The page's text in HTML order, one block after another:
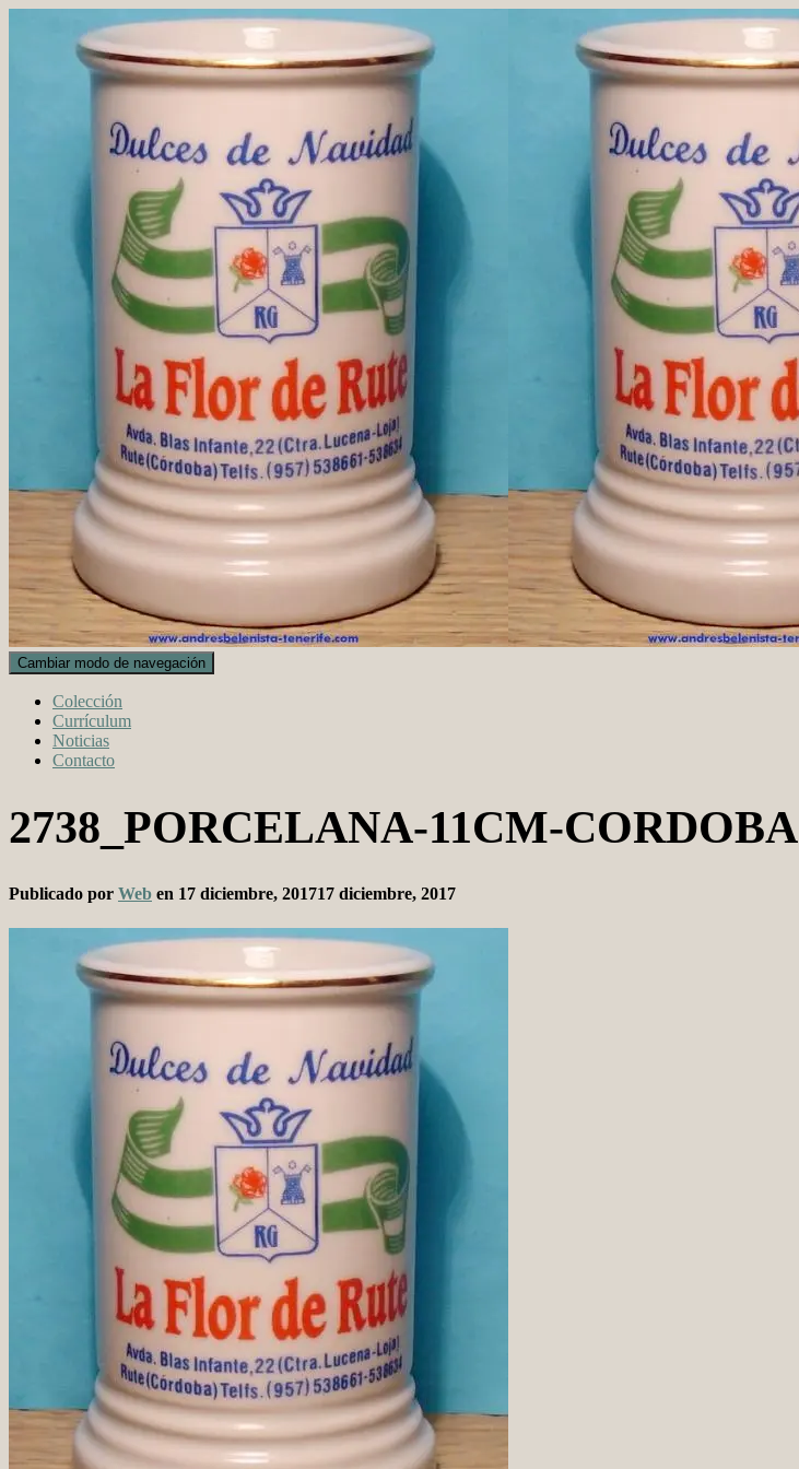
Cambiar modo de navegación
Colección
Currículum
Noticias
Contacto
2738_PORCELANA-11CM-CORDOBA
Publicado por Web en 17 diciembre, 201717 diciembre, 2017